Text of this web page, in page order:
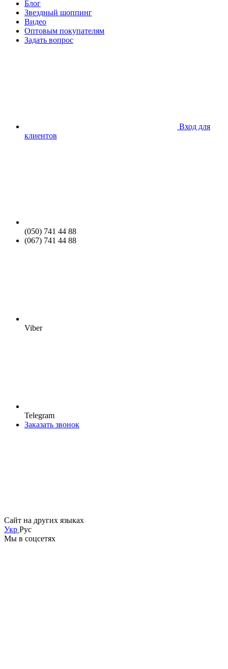
Блог
Звездный шоппинг
Видео
Оптовым покупателям
Задать вопрос
Вход для
клиентов
(050) 741 44 88
(067) 741 44 88
Viber
Telegram
Заказать звонок
Сайт на других языках
Укр Рус
Мы в соцсетях